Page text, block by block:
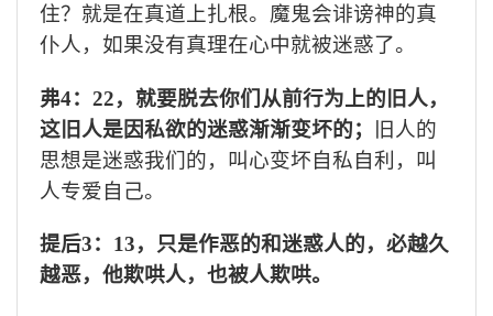
住？就是在真道上扎根。魔鬼会诽谤神的真
仆人，如果没有真理在心中就被迷惑了。
弗4： 22，就要脱去你们从前行为上的旧人，
这旧人是因私欲的迷惑渐渐变坏的；
旧人的
思想是迷惑我们的，叫心变坏自私自利，叫
人专爱自己。
提后3： 13，只是作恶的和迷惑人的，必越久
越恶，他欺哄人，也被人欺哄。